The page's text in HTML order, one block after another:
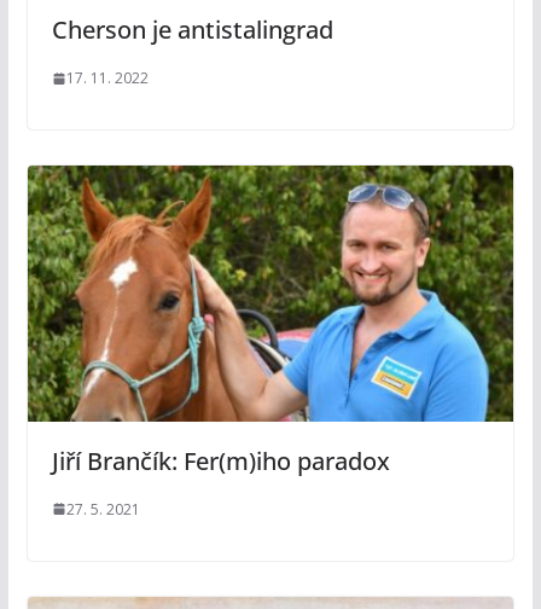
Cherson je antistalingrad
17. 11. 2022
Jiří Brančík: Fer(m)iho paradox
27. 5. 2021